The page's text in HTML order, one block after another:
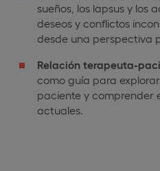
sueños, los lapsus y los
deseos y conflictos
desde una perspectiva
Relación terapeuta-
como guía para
paciente y comprender
actuales.